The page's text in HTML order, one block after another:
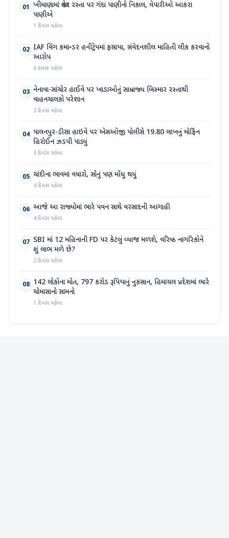
01 ખીમાણામાં જાહેર રસ્તા પર ગંદા પાણીનો નિકાલ, વેપારીઓ આકરા
પાણીએ
1 દિવસ પહેલા
02 IAF વિંગ કમાન્ડર હનીટ્રેપમાં ફસાયા, સંવેદનશીલ માહિતી લીક કરવાનો
આરોપ
6 કલાક પહેલા
03 નેનાવા-સાંચોર હાઈવે પર ખાડાઓનું સામ્રાજ્ય બિસ્માર રસ્તાથી
વાહનચાલકો પરેશાન
3 દિવસ પહેલા
04 પાલનપુર-ડીસા હાઇવે પર એસઓજી પોલીસે 19.80 લાખનું મોર્ફિન
હિરોઈન ઝડપી પાડ્યું
3 દિવસ પહેલા
05 ચાંદીના ભાવમાં વધારો, સોનું પણ મોંઘુ થયું
4 દિવસ પહેલા
06 આજે આ રાજ્યોમાં ભારે પવન સાથે વરસાદની આગાહી
4 દિવસ પહેલા
07 SBI માં 12 મહિનાની FD પર કેટલું વ્યાજ મળશે, વરિષ્ઠ નાગરિકોને
શું લાભ મળે છે?
2 દિવસ પહેલા
08 142 લોકોના મોત, 797 કરોડ રૂપિયાનું નુકસાન, હિમાચલ પ્રદેશમાં ભારે
ચોમાસાનો સામનો
1 દિવસ પહેલા